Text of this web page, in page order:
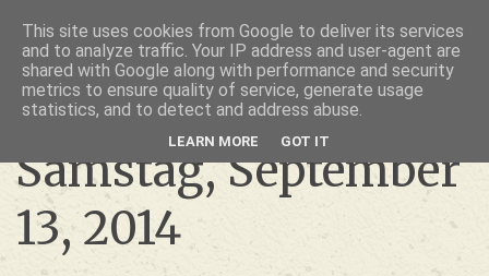
thru lensed eyes
- das Schöne im Fokus -
Samstag, September
13, 2014
This site uses cookies from Google to deliver its services
and to analyze traffic. Your IP address and user-agent are
shared with Google along with performance and security
metrics to ensure quality of service, generate usage
statistics, and to detect and address abuse.
LEARN MORE GOT IT